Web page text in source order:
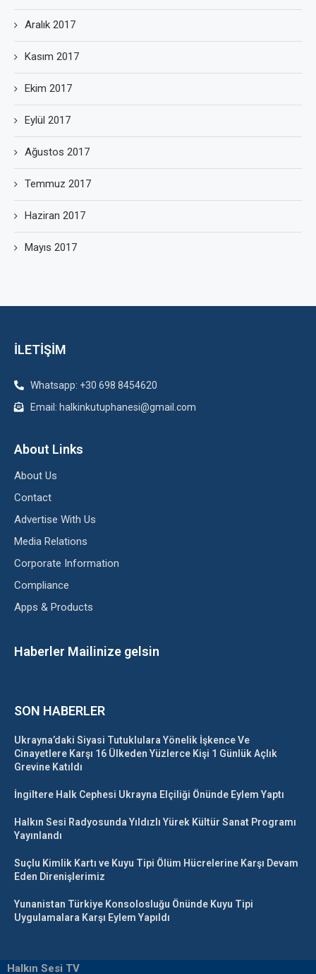
Aralık 2017
Kasım 2017
Ekim 2017
Eylül 2017
Ağustos 2017
Temmuz 2017
Haziran 2017
Mayıs 2017
İLETİŞİM
Whatsapp: +30 698 8454620
Email: halkinkutuphanesi@gmail.com
About Links
About Us
Contact
Advertise With Us
Media Relations
Corporate Information
Compliance
Apps & Products
Haberler Mailinize gelsin
SON HABERLER
Ukrayna’daki Siyasi Tutuklulara Yönelik İşkence Ve
Cinayetlere Karşı 16 Ülkeden Yüzlerce Kişi 1 Günlük Açlık
Grevine Katıldı
İngiltere Halk Cephesi Ukrayna Elçiliği Önünde Eylem Yaptı
Halkın Sesi Radyosunda Yıldızlı Yürek Kültür Sanat Programı
Yayınlandı
Suçlu Kimlik Kartı ve Kuyu Tipi Ölüm Hücrelerine Karşı Devam
Eden Direnişlerimiz
Yunanistan Türkiye Konsolosluğu Önünde Kuyu Tipi
Uygulamalara Karşı Eylem Yapıldı
Halkın Sesi TV